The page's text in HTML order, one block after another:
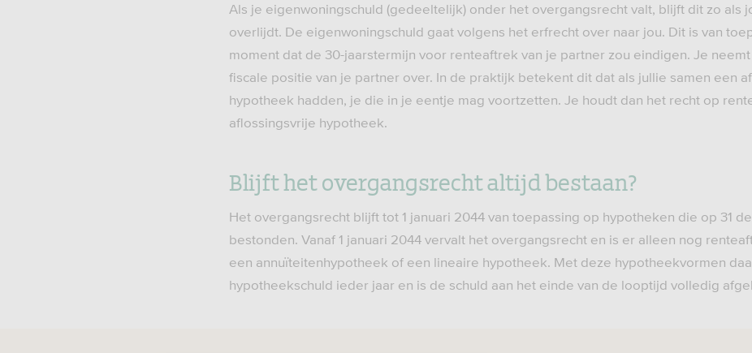
Als je eigenwoningschuld (gedeeltelijk) onder het overgangsrecht valt, blijft dit zo als
overlijdt. De eigenwoningschuld gaat volgens het erfrecht over naar jou. Dit is van
moment dat de 30-jaarstermijn voor renteaftrek van je partner zou eindigen. Je
fiscale positie van je partner over. In de praktijk betekent dit dat als jullie samen een
hypotheek hadden, je die in je eentje mag voortzetten. Je houdt dan het recht op
aflossingsvrije hypotheek.
Blijft het overgangsrecht altijd bestaan?
Het overgangsrecht blijft tot 1 januari 2044 van toepassing op hypotheken die op 31
bestonden. Vanaf 1 januari 2044 vervalt het overgangsrecht en is er alleen nog
een annuïteitenhypotheek of een lineaire hypotheek. Met deze hypotheekvormen
hypotheekschuld ieder jaar en is de schuld aan het einde van de looptijd volledig